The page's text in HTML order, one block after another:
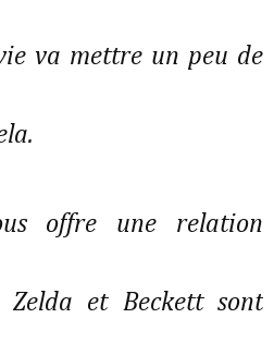
va mettre un peu de
offre une relation
Zelda et Beckett sont